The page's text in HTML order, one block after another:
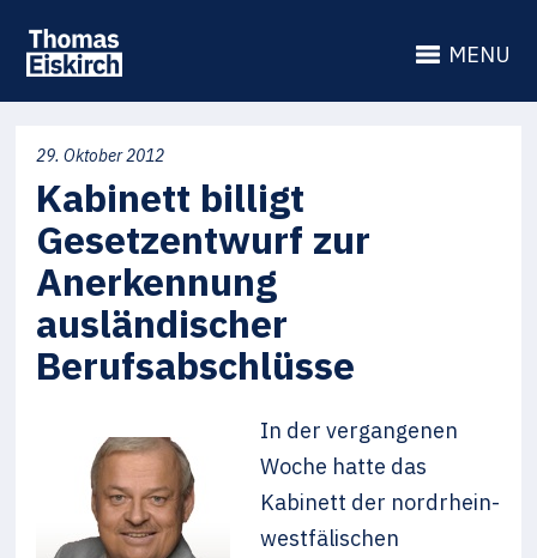
MENU
29. Oktober 2012
Kabinett billigt
Gesetzentwurf zur
Anerkennung
ausländischer
Berufsabschlüsse
In der vergangenen
Woche hatte das
Kabinett der nordrhein-
westfälischen